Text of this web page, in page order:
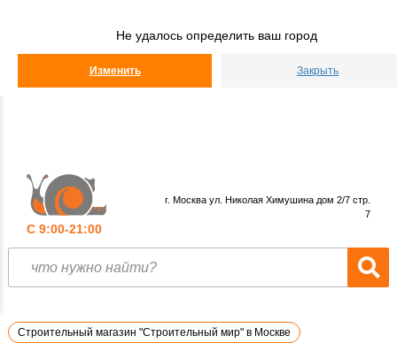
Не удалось определить ваш город
Изменить Закрыть
С 9:00-21:00
г. Москва ул. Николая Химушина дом 2/7 стр.
7
Строительный магазин "Строительный мир" в Москве